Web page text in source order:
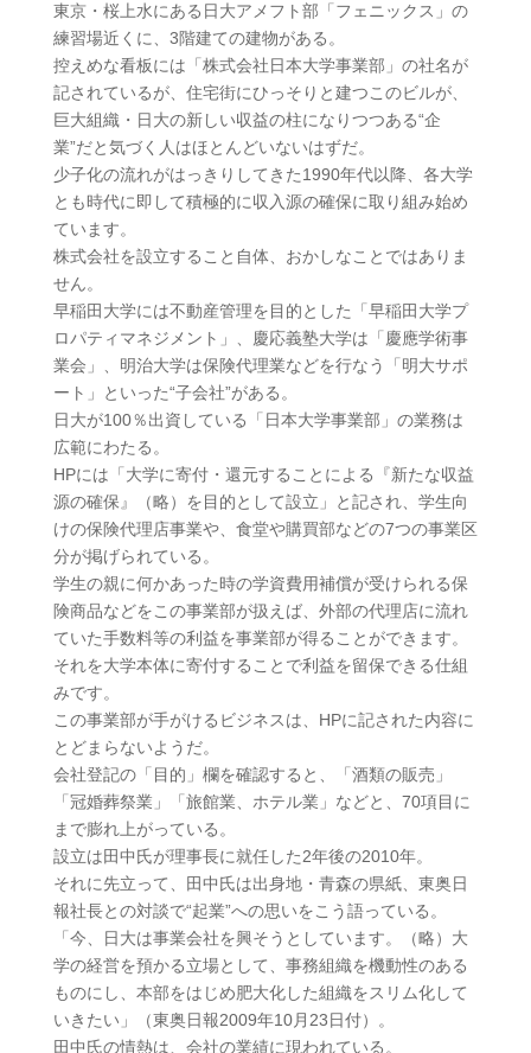
東京・桜上水にある日大アメフト部「フェニックス」の
練習場近くに、3階建ての建物がある。
控えめな看板には「株式会社日本大学事業部」の社名が
記されているが、住宅街にひっそりと建つこのビルが、
巨大組織・日大の新しい収益の柱になりつつある“企
業”だと気づく人はほとんどいないはずだ。
少子化の流れがはっきりしてきた1990年代以降、各大学
とも時代に即して積極的に収入源の確保に取り組み始め
ています。
株式会社を設立すること自体、おかしなことではありま
せん。
早稲田大学には不動産管理を目的とした「早稲田大学プ
ロパティマネジメント」、慶応義塾大学は「慶應学術事
業会」、明治大学は保険代理業などを行なう「明大サポ
ート」といった“子会社”がある。
日大が100％出資している「日本大学事業部」の業務は
広範にわたる。
HPには「大学に寄付・還元することによる『新たな収益
源の確保』（略）を目的として設立」と記され、学生向
けの保険代理店事業や、食堂や購買部などの7つの事業区
分が掲げられている。
学生の親に何かあった時の学資費用補償が受けられる保
険商品などをこの事業部が扱えば、外部の代理店に流れ
ていた手数料等の利益を事業部が得ることができます。
それを大学本体に寄付することで利益を留保できる仕組
みです。
この事業部が手がけるビジネスは、HPに記された内容に
とどまらないようだ。
会社登記の「目的」欄を確認すると、「酒類の販売」
「冠婚葬祭業」「旅館業、ホテル業」などと、70項目に
まで膨れ上がっている。
設立は田中氏が理事長に就任した2年後の2010年。
それに先立って、田中氏は出身地・青森の県紙、東奥日
報社長との対談で“起業”への思いをこう語っている。
「今、日大は事業会社を興そうとしています。（略）大
学の経営を預かる立場として、事務組織を機動性のある
ものにし、本部をはじめ肥大化した組織をスリム化して
いきたい」（東奥日報2009年10月23日付）。
田中氏の情熱は、会社の業績に現われている。